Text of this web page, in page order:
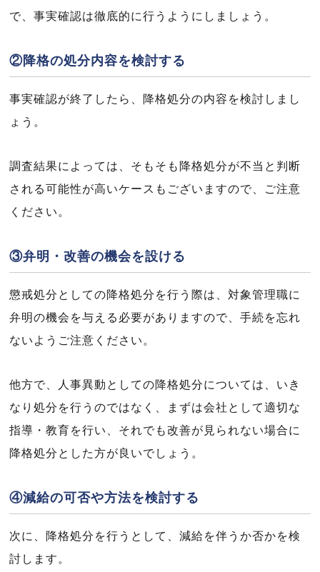
で、事実確認は徹底的に行うようにしましょう。
②降格の処分内容を検討する
事実確認が終了したら、降格処分の内容を検討しまし
ょう。
調査結果によっては、そもそも降格処分が不当と判断
される可能性が高いケースもございますので、ご注意
ください。
③弁明・改善の機会を設ける
懲戒処分としての降格処分を行う際は、対象管理職に
弁明の機会を与える必要がありますので、手続を忘れ
ないようご注意ください。
他方で、人事異動としての降格処分については、いき
なり処分を行うのではなく、まずは会社として適切な
指導・教育を行い、それでも改善が見られない場合に
降格処分とした方が良いでしょう。
④減給の可否や方法を検討する
次に、降格処分を行うとして、減給を伴うか否かを検
討します。